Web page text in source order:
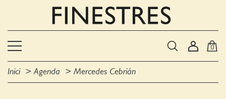
0
Inici Agenda Mercedes Cebrián